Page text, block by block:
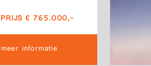
PRIJS € 765.000,-
meer informatie